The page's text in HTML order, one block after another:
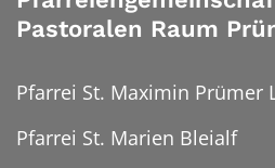
Pastoralen Raum
Pfarrei St. Maximin Prümer
Pfarrei St. Marien Bleialf